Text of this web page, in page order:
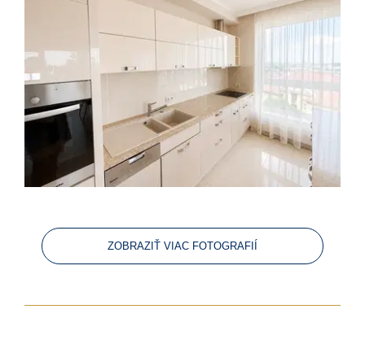
ZOBRAZIŤ VIAC FOTOGRAFIÍ